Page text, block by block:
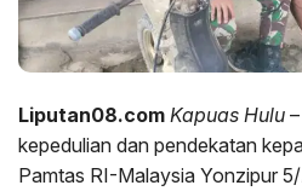
Liputan08.com Kapuas Hulu
kepedulian dan pendekatan
Pamtas RI-Malaysia Yonzipur